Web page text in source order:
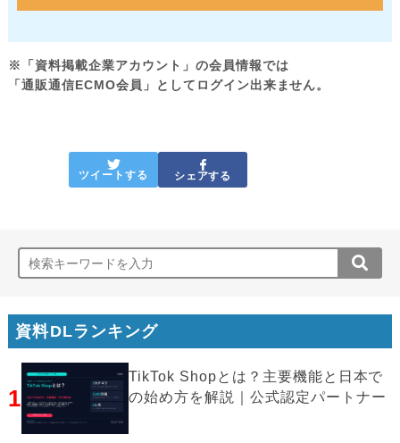
※「資料掲載企業アカウント」の会員情報では
「通販通信ECMO会員」としてログイン出来ません。
ツイートする シェアする
資料DLランキング
1
TikTok Shopとは？主要機能と日本で
の始め方を解説｜公式認定パートナー